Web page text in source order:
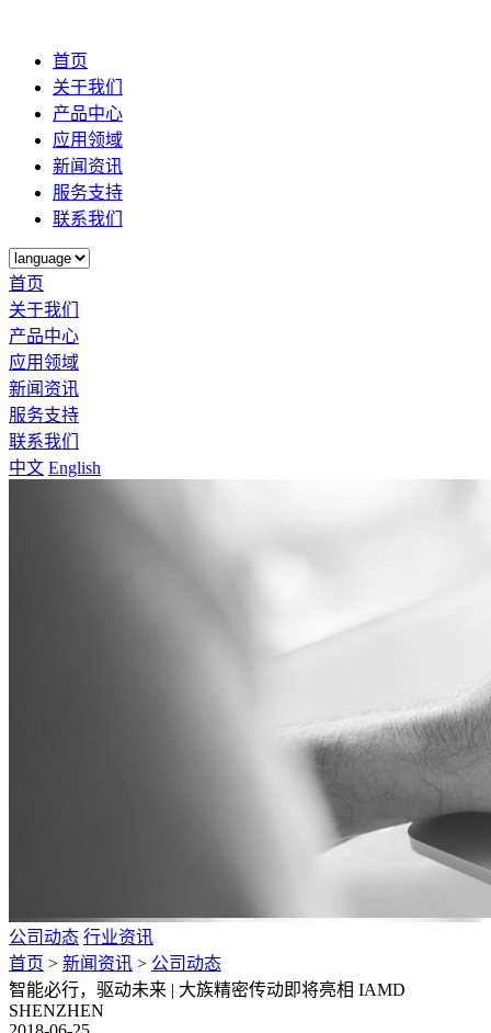
首页
关于我们
产品中心
应用领域
新闻资讯
服务支持
联系我们
首页
关于我们
产品中心
应用领域
新闻资讯
服务支持
联系我们
中文 English
公司动态 行业资讯
首页 > 新闻资讯 > 公司动态
智能必行，驱动未来 | 大族精密传动即将亮相 IAMD
SHENZHEN